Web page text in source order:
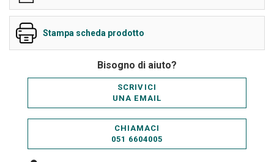
Stampa scheda prodotto
Bisogno di aiuto?
SCRIVICI
UNA EMAIL
CHIAMACI
051 6604005